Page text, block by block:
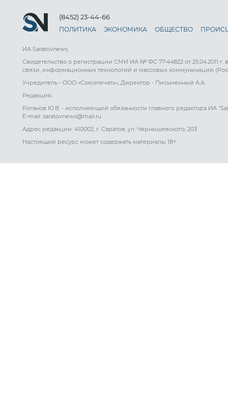
(8452) 23-44-66
ПОЛИТИКА ЭКОНОМИКА ОБЩЕСТВО
ИА Saratovnews
Свидетельство о регистрации СМИ ИА № ФС 77-44822 от 25.04.2011
связи, информационных технологий и массовых коммуникаций
Учредитель - ООО «Союзпечать», Директор - Письменный А.А.
Редакция:
Роганов Ю.В. - исполняющий обязанности главного редактора ИА
E-mail: saratovnews@mail.ru
Адрес редакции: 410002, г. Саратов, ул. Чернышевского, 203
Настоящий ресурс может содержать материалы 18+